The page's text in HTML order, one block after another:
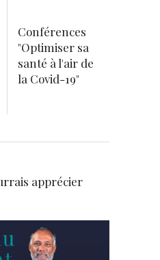
Conférences
"Optimiser sa
santé à l'air de
la Covid-19"
apprécier